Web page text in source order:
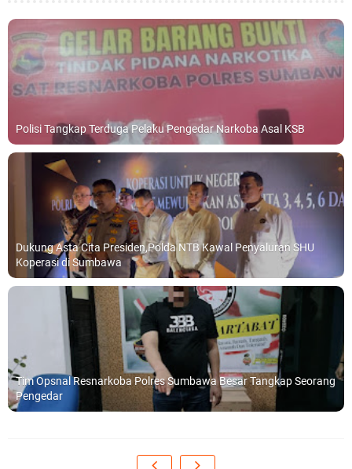
Polisi Tangkap Terduga Pelaku Pengedar Narkoba Asal KSB
Dukung Asta Cita Presiden,Polda NTB Kawal Penyaluran SHU
Koperasi di Sumbawa
Tim Opsnal Resnarkoba Polres Sumbawa Besar Tangkap Seorang
Pengedar